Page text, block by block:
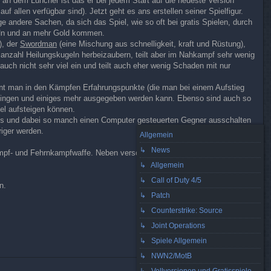
K
allen verfügbar sind). Jetzt geht es ans erstellen seiner Spielfigur.
andere Sachen, da sich das Spiel, wie so oft bei gratis Spielen, durch
und an mehr Gold kommen.
der Swordman (eine Mischung aus schnelligkeit, kraft und Rüstung),
Heilungskugeln herbeizaubern, teilt aber im Nahkampf sehr wenig
nicht sehr viel ein und teilt auch eher wenig Schaden mit nur
man in den Kämpfen Erfahrungspunkte (die man bei einem Aufstieg
und einiges mehr ausgegeben werden kann. Ebenso sind auch so
aufsteigen können.
dabei so manch einen Computer gesteuerten Gegner ausschalten
werden.
und Fehrnkampfwaffe. Neben verschiedenen Angriffskombinationen
Allgemein
↳ News
↳ Allgemein
↳ Call of Duty 4/5
↳ Patch
↳ Counterstrike: Source
↳ Joint Operations
↳ Spiele Allgemein
↳ NWN2/MotB